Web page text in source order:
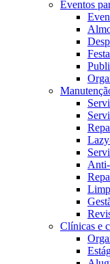
Eventos
Clínicas e